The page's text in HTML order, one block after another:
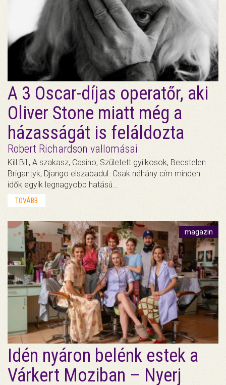
A 3 Oscar-díjas operatőr, aki
Oliver Stone miatt még a
házasságát is feláldozta
Robert Richardson vallomásai
Kill Bill, A szakasz, Casino, Született gyilkosok, Becstelen
Brigantyk, Django elszabadul. Csak néhány cím minden
idők egyik legnagyobb hatású…
TOVÁBB
magazin
Idén nyáron belénk estek a
Várkert Moziban – Nyerj